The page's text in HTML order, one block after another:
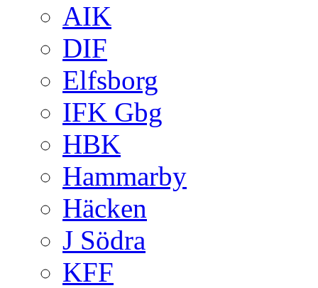
AIK
DIF
Elfsborg
IFK Gbg
HBK
Hammarby
Häcken
J Södra
KFF